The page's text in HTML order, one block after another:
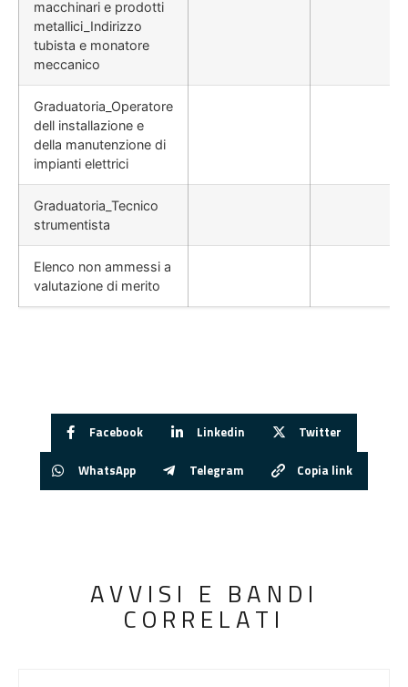
macchinari e prodotti
metallici_Indirizzo
tubista e monatore
meccanico
Graduatoria_Operatore
dell installazione e
della manutenzione di
impianti elettrici
Graduatoria_Tecnico
strumentista
Elenco non ammessi a
valutazione di merito
Facebook Linkedin Twitter
WhatsApp Telegram Copia link
AVVISI E BANDI
CORRELATI